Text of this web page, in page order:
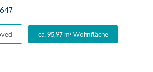
ca. 95,97 m² Wohnfläche